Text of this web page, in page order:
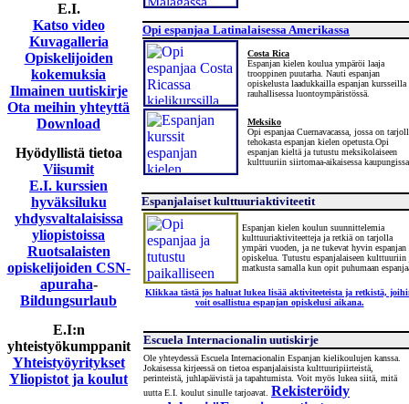
E.I.
Katso video
Kuvagalleria
Opiskelijoiden
kokemuksia
Ilmainen uutiskirje
Ota meihin yhteyttä
Download
Hyödyllistä tietoa
Viisumit
E.I. kurssien
hyväksiluku
yhdysvaltalaisissa
yliopistoissa
Ruotsalaisten
opiskelijoiden CSN-
apuraha-
Bildungsurlaub
E.I:n
yhteistyökumppanit
Yhteistyöyritykset
Yliopistot ja koulut
Opi espanjaa Latinalaisessa Amerikassa
Costa Rica
Espanjan kielen koulua ympäröi laaja
trooppinen puutarha. Nauti espanjan
opiskelusta laadukkailla espanjan kursseilla
rauhallisessa luontoympäristössä.
Meksiko
Opi espanjaa Cuernavacassa, jossa on
tehokasta espanjan kielen opetusta.Opi
espanjan kieltä ja tutustu meksikolaiseen
kulttuuriin siirtomaa-aikaisessa
Espanjalaiset kulttuuriaktiviteetit
Espanjan kielen koulun suunnittelemia
kulttuuriaktiviteetteja ja retkiä on tarjolla
ympäri vuoden, ja ne tukevat hyvin espanjan
opiskelua. Tutustu espanjalaiseen kulttuuriin
matkusta samalla kun opit puhumaan
Klikkaa tästä jos haluat lukea lisää aktiviteeteista ja retkistä,
voit osallistua espanjan opiskelusi aikana.
Escuela Internacionalin uutiskirje
Ole yhteydessä Escuela Internacionalin Espanjan kielikoulujen kanssa.
Jokaisessa kirjeessä on tietoa espanjalaisista kulttuuripiirteistä,
perinteistä, juhlapäivistä ja tapahtumista. Voit myös lukea siitä, mitä
uutta E.I. koulut sinulle tarjoavat. Rekisteröidy